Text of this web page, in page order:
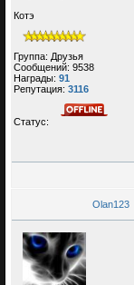
Котэ
Группа: Друзья
Сообщений: 9538
Награды: 91
Репутация: 3116
Статус:
Olan123